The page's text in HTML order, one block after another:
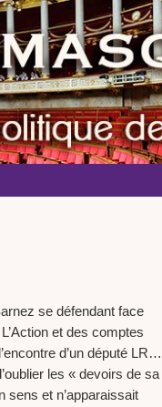
se défendant face
et des comptes
d’un député LR…
les « devoirs de sa
sens et n’apparaissait